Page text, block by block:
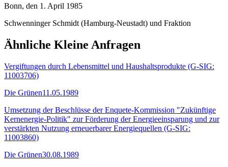
Bonn, den 1. April 1985
Schwenninger Schmidt (Hamburg-Neustadt) und Fraktion
Ähnliche Kleine Anfragen
Vergiftungen durch Lebensmittel und Haushaltsprodukte (G-SIG:
11003706)
Die Grünen11.05.1989
Umsetzung der Beschlüsse der Enquete-Kommission "Zukünftige
Kernenergie-Politik" zur Förderung der Energieeinsparung und zur
verstärkten Nutzung erneuerbarer Energiequellen (G-SIG:
11003860)
Die Grünen30.08.1989